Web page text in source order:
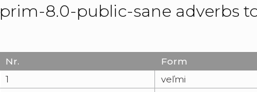
prim-8.0-public-sane adverbs
Nr. Form
1
veľmi